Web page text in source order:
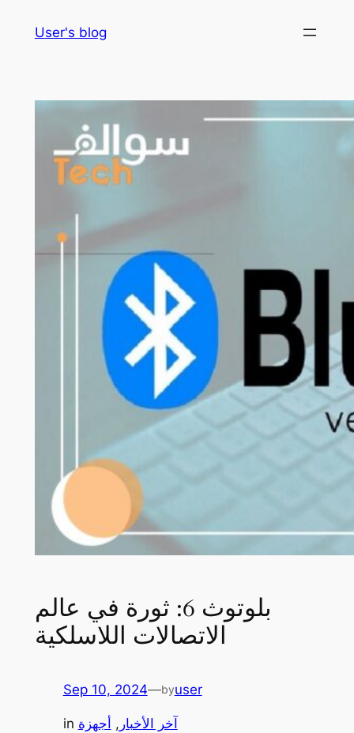
User's blog
بلوتوث 6: ثورة في عالم
الاتصالات اللاسلكية
Sep 10, 2024—byuser
in آخر الأخبار , أجهزة